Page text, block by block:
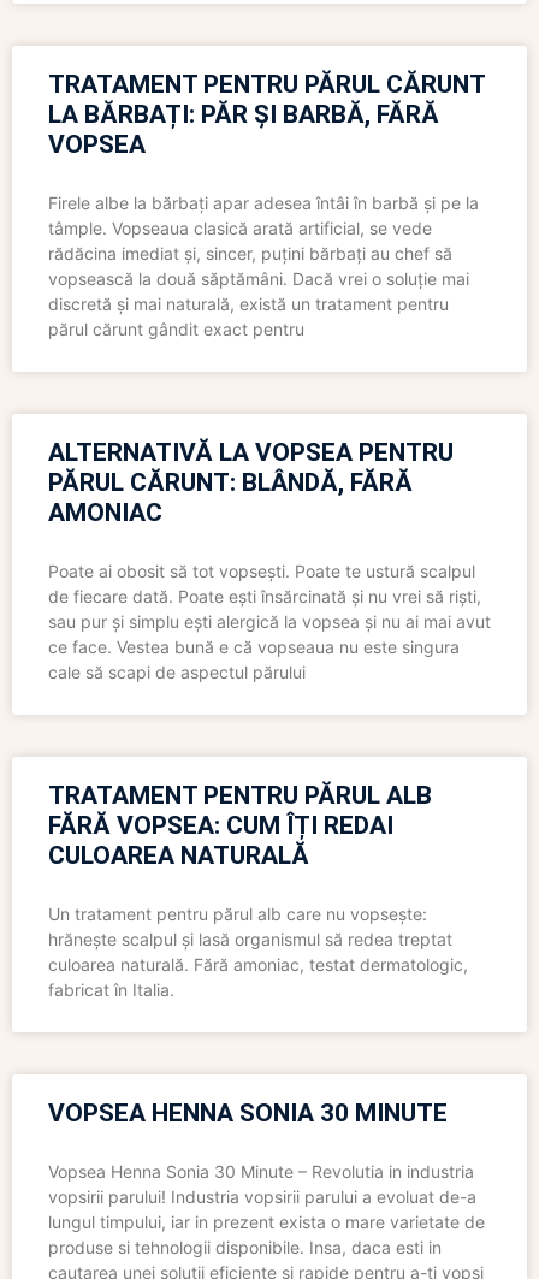
TRATAMENT PENTRU PĂRUL CĂRUNT
LA BĂRBAȚI: PĂR ȘI BARBĂ, FĂRĂ
VOPSEA
Firele albe la bărbați apar adesea întâi în barbă și pe la
tâmple. Vopseaua clasică arată artificial, se vede
rădăcina imediat și, sincer, puțini bărbați au chef să
vopsească la două săptămâni. Dacă vrei o soluție mai
discretă și mai naturală, există un tratament pentru
părul cărunt gândit exact pentru
ALTERNATIVĂ LA VOPSEA PENTRU
PĂRUL CĂRUNT: BLÂNDĂ, FĂRĂ
AMONIAC
Poate ai obosit să tot vopsești. Poate te ustură scalpul
de fiecare dată. Poate ești însărcinată și nu vrei să riști,
sau pur și simplu ești alergică la vopsea și nu ai mai avut
ce face. Vestea bună e că vopseaua nu este singura
cale să scapi de aspectul părului
TRATAMENT PENTRU PĂRUL ALB
FĂRĂ VOPSEA: CUM ÎȚI REDAI
CULOAREA NATURALĂ
Un tratament pentru părul alb care nu vopsește:
hrănește scalpul și lasă organismul să redea treptat
culoarea naturală. Fără amoniac, testat dermatologic,
fabricat în Italia.
VOPSEA HENNA SONIA 30 MINUTE
Vopsea Henna Sonia 30 Minute – Revolutia in industria
vopsirii parului! Industria vopsirii parului a evoluat de-a
lungul timpului, iar in prezent exista o mare varietate de
produse si tehnologii disponibile. Insa, daca esti in
cautarea unei solutii eficiente si rapide pentru a-ti vopsi